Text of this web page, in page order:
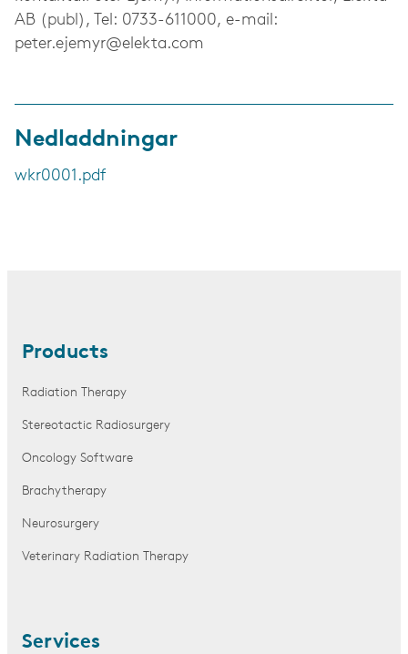
peter.ejemyr@elekta.com
Nedladdningar
wkr0001.pdf
Products
Radiation Therapy
Stereotactic Radiosurgery
Oncology Software
Brachytherapy
Neurosurgery
Veterinary Radiation Therapy
Services